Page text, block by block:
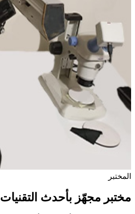
المختبر
مختبر مجهّز بأحدث التقنيات